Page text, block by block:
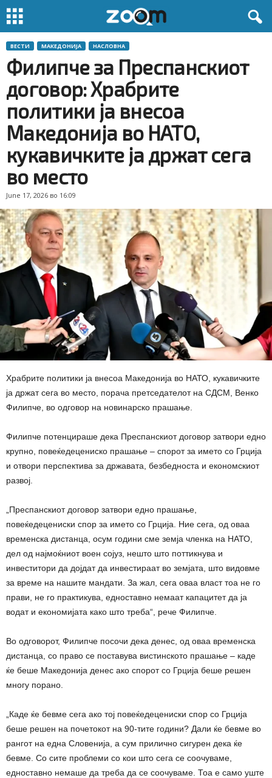
ВЕСТИ МАКЕДОНИЈА НАСЛОВНА
Филипче за Преспанскиот
договор: Храбрите
политики ја внесоа
Македонија во НАТО,
кукавичките ја држат сега
во место
June 17, 2026 во 16:09
Храбрите политики ја внесоа Македонија во НАТО, кукавичките
ја држат сега во место, порача претседателот на СДСМ, Венко
Филипче, во одговор на новинарско прашање.
Филипче потенцираше дека Преспанскиот договор затвори едно
крупно, повеќедецениско прашање – спорот за името со Грција
и отвори перспектива за државата, безбедноста и економскиот
развој.
„Преспанскиот договор затвори едно прашање,
повеќедецениски спор за името со Грција. Ние сега, од оваа
временска дистанца, осум години сме земја членка на НАТО,
дел од најмоќниот воен сојуз, нешто што поттикнува и
инвеститори да дојдат да инвестираат во земјата, што видовме
за време на нашите мандати. За жал, сега оваа власт тоа не го
прави, не го практикува, едноставно немаат капацитет да ја
водат и економијата како што треба“, рече Филипче.
Во одговорот, Филипче посочи дека денес, од оваа временска
дистанца, со право се поставува вистинското прашање – каде
ќе беше Македонија денес ако спорот со Грција беше решен
многу порано.
„Каде ќе бевме сега ако тој повеќедецениски спор со Грција
беше решен на почетокот на 90-тите години? Дали ќе бевме во
рангот на една Словенија, а сум прилично сигурен дека ќе
бевме. Со сите проблеми со кои што сега се соочуваме,
едноставно немаше да треба да се соочуваме. Тоа е само уште